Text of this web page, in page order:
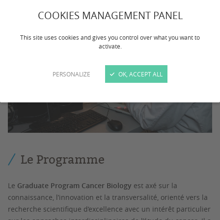
COOKIES MANAGEMENT PANEL
This site uses cookies and gives you control over what you want to
activate.
PERSONALIZE OK, ACCEPT ALL
Le Programme
Le Graduate Program Cancer Biology est axé sur la
connaissance, l’innovation et la transversalité, orienté vers la
recherche scientifique d’excellence avec un intérêt particulier